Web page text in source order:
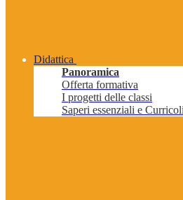
Didattica
Panoramica
Offerta formativa
I progetti delle classi
Saperi essenziali e